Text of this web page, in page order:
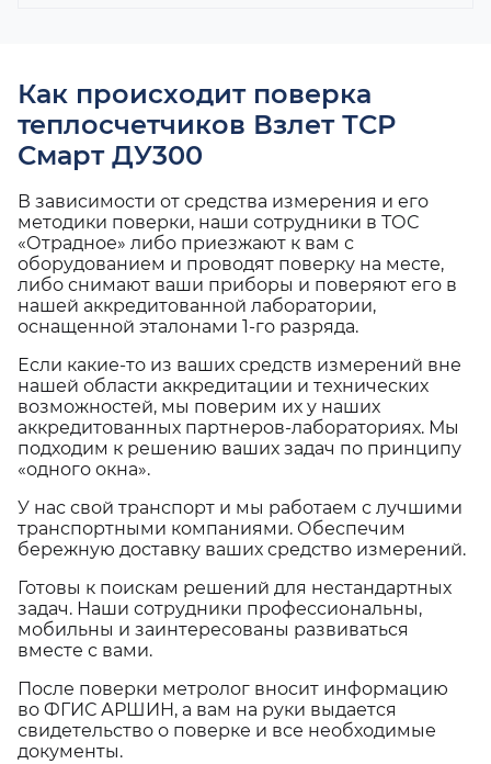
Как происходит поверка
теплосчетчиков Взлет ТСР
Смарт ДУ300
В зависимости от средства измерения и его
методики поверки, наши сотрудники в ТОС
«Отрадное» либо приезжают к вам с
оборудованием и проводят поверку на месте,
либо снимают ваши приборы и поверяют его в
нашей аккредитованной лаборатории,
оснащенной эталонами 1-го разряда.
Если какие-то из ваших средств измерений вне
нашей области аккредитации и технических
возможностей, мы поверим их у наших
аккредитованных партнеров-лабораториях. Мы
подходим к решению ваших задач по принципу
«одного окна».
У нас свой транспорт и мы работаем с лучшими
транспортными компаниями. Обеспечим
бережную доставку ваших средство измерений.
Готовы к поискам решений для нестандартных
задач. Наши сотрудники профессиональны,
мобильны и заинтересованы развиваться
вместе с вами.
После поверки метролог вносит информацию
во ФГИС АРШИН, а вам на руки выдается
свидетельство о поверке и все необходимые
документы.